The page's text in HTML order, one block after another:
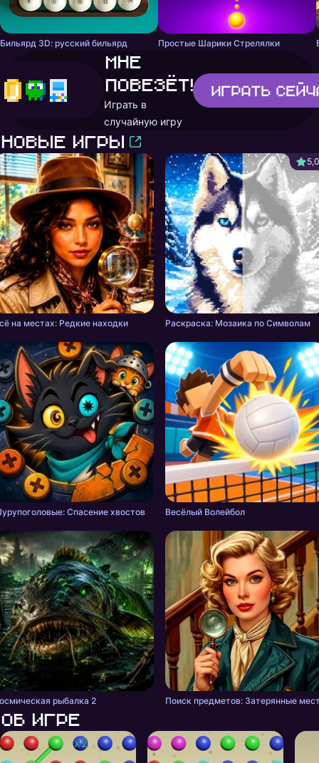
Бильярд 3D: русский бильярд Простые Шарики Стрелялки
Мне
повезёт!
Играть в
случайную игру
Играть
Новые игры
на местах: Редкие находки
5,0
Раскраска: Мозаика по Символам
Спасение хвостов Весёлый Волейбол
рыбалка 2 Поиск предметов: Затерянные
Об игре